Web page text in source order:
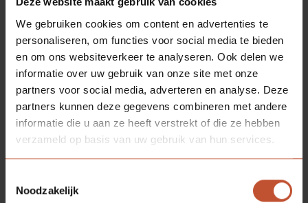
We gebruiken cookies om content en advertenties te
personaliseren, om functies voor social media te bieden
en om ons websiteverkeer te analyseren. Ook delen we
informatie over uw gebruik van onze site met onze
partners voor social media, adverteren en analyse. Deze
partners kunnen deze gegevens combineren met andere
informatie die u aan ze heeft verstrekt of die ze hebben
verzameld op basis van uw gebruik van hun services.
Noodzakelijk